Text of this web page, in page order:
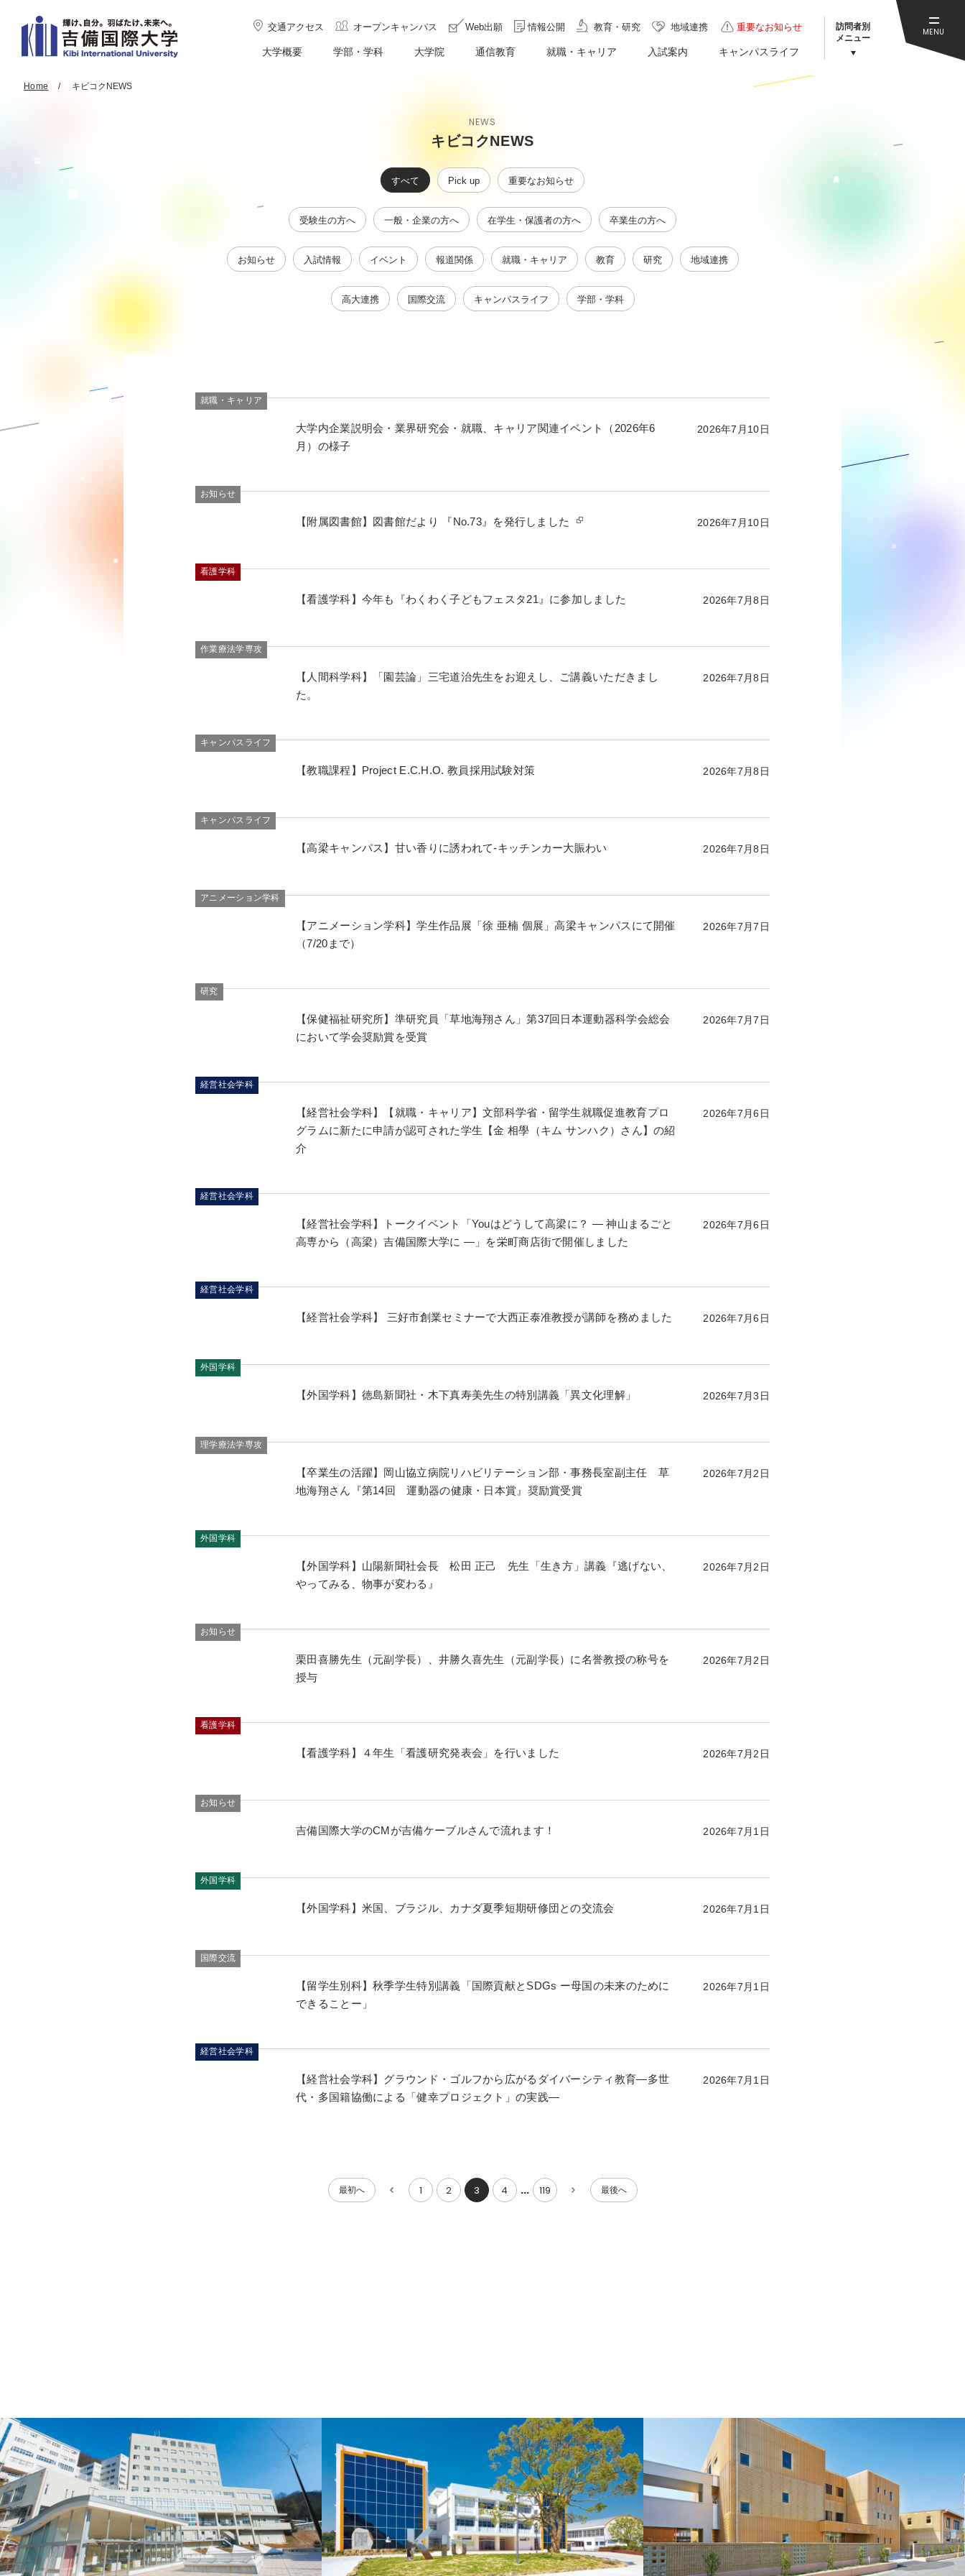
交通アクセス オープンキャンパス Web出願 情報公開 教育・研究 地域連携 重要なお知らせ
大学概要 学部・学科 大学院 通信教育 就職・キャリア 入試案内 キャンパスライフ
訪問者別
メニュー
MENU
Home キビコクNEWS
NEWS
キビコクNEWS
すべて Pick up 重要なお知らせ
受験生の方へ 一般・企業の方へ 在学生・保護者の方へ 卒業生の方へ
お知らせ 入試情報 イベント 報道関係 就職・キャリア 教育 研究 地域連携
高大連携 国際交流 キャンパスライフ 学部・学科
就職・キャリア
大学内企業説明会・業界研究会・就職、キャリア関連イベント（2026年6
月）の様子
2026年7月10日
お知らせ
【附属図書館】図書館だより 『No.73』を発行しました 2026年7月10日
看護学科
【看護学科】今年も『わくわく子どもフェスタ21』に参加しました 2026年7月8日
作業療法学専攻
【人間科学科】「園芸論」三宅道治先生をお迎えし、ご講義いただきまし
た。
2026年7月8日
キャンパスライフ
【教職課程】Project E.C.H.O. 教員採用試験対策 2026年7月8日
キャンパスライフ
【高梁キャンパス】甘い香りに誘われて-キッチンカー大賑わい 2026年7月8日
アニメーション学科
【アニメーション学科】学生作品展「徐 亜楠 個展」高梁キャンパスにて開催
（7/20まで）
2026年7月7日
研究
【保健福祉研究所】準研究員「草地海翔さん」第37回日本運動器科学会総会
において学会奨励賞を受賞
2026年7月7日
経営社会学科
【経営社会学科】【就職・キャリア】文部科学省・留学生就職促進教育プロ
グラムに新たに申請が認可された学生【金 相學（キム サンハク）さん】の紹
介
2026年7月6日
経営社会学科
【経営社会学科】トークイベント「Youはどうして高梁に？ ― 神山まるごと
高専から（高梁）吉備国際大学に ―」を栄町商店街で開催しました
2026年7月6日
経営社会学科
【経営社会学科】 三好市創業セミナーで大西正泰准教授が講師を務めました 2026年7月6日
外国学科
【外国学科】徳島新聞社・木下真寿美先生の特別講義「異文化理解」 2026年7月3日
理学療法学専攻
【卒業生の活躍】岡山協立病院リハビリテーション部・事務長室副主任 草
地海翔さん『第14回 運動器の健康・日本賞』奨励賞受賞
2026年7月2日
外国学科
【外国学科】山陽新聞社会長 松田 正己 先生「生き方」講義『逃げない、
やってみる、物事が変わる』
2026年7月2日
お知らせ
栗田喜勝先生（元副学長）、井勝久喜先生（元副学長）に名誉教授の称号を
授与
2026年7月2日
看護学科
【看護学科】４年生「看護研究発表会」を行いました 2026年7月2日
お知らせ
吉備国際大学のCMが吉備ケーブルさんで流れます！ 2026年7月1日
外国学科
【外国学科】米国、ブラジル、カナダ夏季短期研修団との交流会 2026年7月1日
国際交流
【留学生別科】秋季学生特別講義「国際貢献とSDGs ー母国の未来のために
できることー」
2026年7月1日
経営社会学科
【経営社会学科】グラウンド・ゴルフから広がるダイバーシティ教育―多世
代・多国籍協働による「健幸プロジェクト」の実践―
2026年7月1日
最初へ
前
次
最後へ
1 2 3 4 ... 119